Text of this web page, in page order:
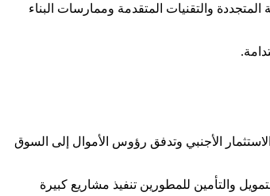
والتقنيات المتقدمة وممارسات البناء
الأجنبي وتدفق رؤوس الأموال إلى السوق
التمويل والتأمين للمطورين تنفيذ مشاريع كبيرة